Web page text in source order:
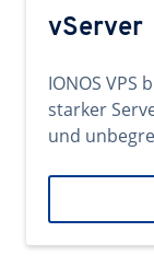
vServer
IONOS
starker
und